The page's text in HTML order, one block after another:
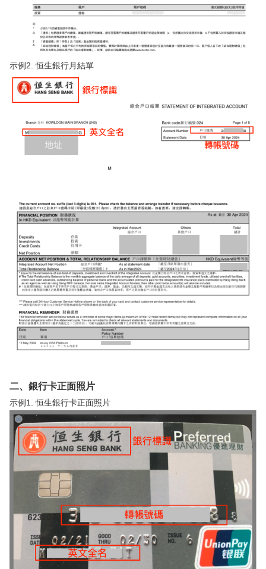
示例2. 恒生銀行月結單
二、銀行卡正面照片
示例1. 恒生銀行卡正面照片